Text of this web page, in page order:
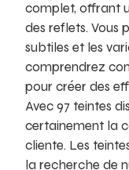
complet, offrant
des reflets. Vous
subtiles et les
comprendrez
pour créer des
Avec 97 teintes
certainement la
cliente. Les
la recherche de